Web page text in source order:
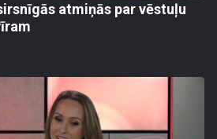
atmiņās par vēstuļu